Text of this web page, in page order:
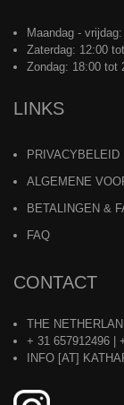
Maandag -
Zaterdag: 12:00
Zondag: 18:00 tot
LINKS
PRIVACYBELEID
ALGEMENE
BETALINGEN &
FAQ
CONTACT
THE
+ 31 657912496 |
INFO [AT]